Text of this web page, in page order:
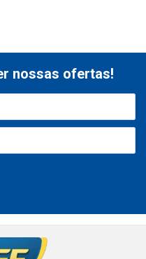
nossas ofertas!